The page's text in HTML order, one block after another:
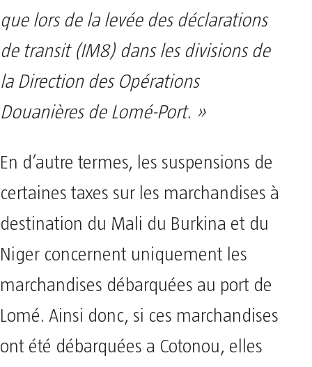
que lors de la levée des déclarations
de transit (IM8) dans les divisions de
la Direction des Opérations
Douanières de Lomé-Port. »
En d’autre termes, les suspensions de
certaines taxes sur les marchandises à
destination du Mali du Burkina et du
Niger concernent uniquement les
marchandises débarquées au port de
Lomé. Ainsi donc, si ces marchandises
ont été débarquées a Cotonou, elles